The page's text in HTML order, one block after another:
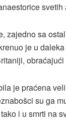
svetih
zajedno sa
je u
je praćena
su ga
i u smrti na